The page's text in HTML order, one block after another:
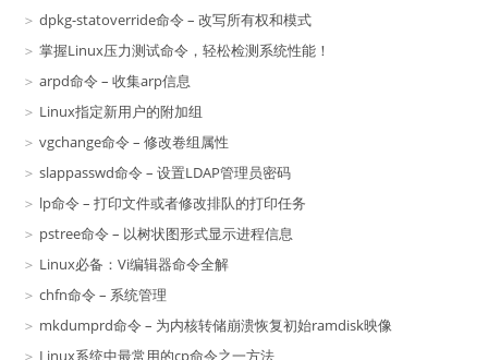
dpkg-statoverride命令 – 改写所有权和模式
掌握Linux压力测试命令，轻松检测系统性能！
arpd命令 – 收集arp信息
Linux指定新用户的附加组
vgchange命令 – 修改卷组属性
slappasswd命令 – 设置LDAP管理员密码
lp命令 – 打印文件或者修改排队的打印任务
pstree命令 – 以树状图形式显示进程信息
Linux必备：Vi编辑器命令全解
chfn命令 – 系统管理
mkdumprd命令 – 为内核转储崩溃恢复初始ramdisk映像
Linux系统中最常用的cp命令之一方法